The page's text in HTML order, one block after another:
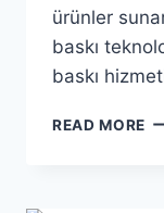
ürünler
baskı
baskı
READ MORE